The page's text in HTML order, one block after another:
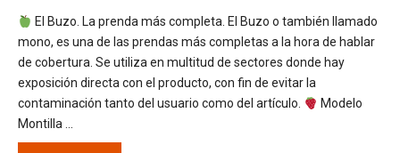
El Buzo. La prenda más completa. El Buzo o también llamado
mono, es una de las prendas más completas a la hora de hablar
de cobertura. Se utiliza en multitud de sectores donde hay
exposición directa con el producto, con fin de evitar la
contaminación tanto del usuario como del artículo.
Modelo
Montilla …